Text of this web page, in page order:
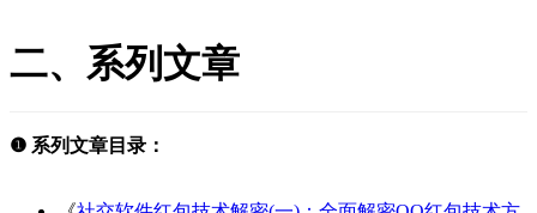
二、系列文章
❶ 系列文章目录：